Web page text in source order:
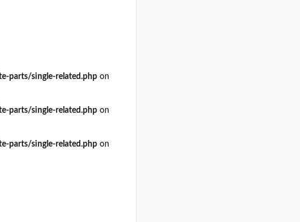
parts/single-related.php on
parts/single-related.php on
parts/single-related.php on